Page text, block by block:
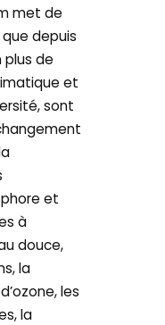
met de
depuis
plus de
et
sont
et
à
douce,
la
les
la